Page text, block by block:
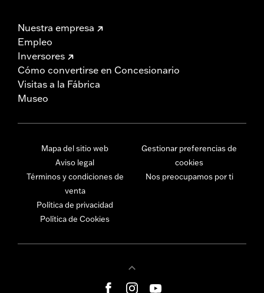
Nuestra empresa
Empleo
Inversores
Cómo convertirse en Concesionario
Visitas a la Fábrica
Museo
Mapa del sitio web
Aviso legal
Términos y condiciones de
venta
Política de privacidad
Política de Cookies
Gestionar preferencias de
cookies
Nos preocupamos por ti